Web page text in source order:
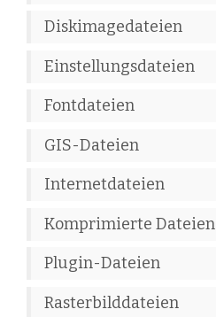
Diskimagedateien
Einstellungsdateien
Fontdateien
GIS-Dateien
Internetdateien
Komprimierte Dateien
Plugin-Dateien
Rasterbilddateien